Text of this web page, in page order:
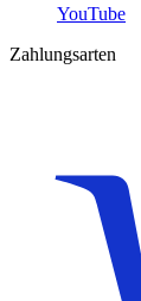
YouTube
Zahlungsarten